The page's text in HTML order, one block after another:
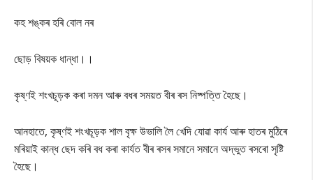
কহ শঙ্কৰ হৰি বোল নৰ
ছোড় বিষয়ক ধান্ধা।।
কৃষ্ণই শংখচূড়ক কৰা দমন আৰু বধৰ সময়ত বীৰ ৰস নিষ্পত্তি হৈছে।
আনহাতে, কৃষ্ণই শংখচূড়ক শাল বৃক্ষ উভালি লৈ খেদি যোৱা কাৰ্য আৰু হাতৰ মুঠিৰে
মৰিয়াই কান্ধ ছেদ কৰি বধ কৰা কাৰ্যত বীৰ ৰসৰ সমানে সমানে অদ্ভুত ৰসৰো সৃষ্টি
হৈছে।